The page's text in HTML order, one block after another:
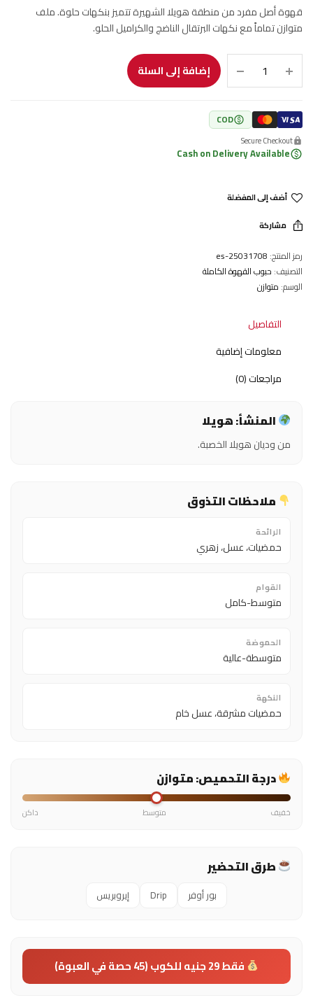
قهوة أصل مفرد من منطقة هويلا الشهيرة تتميز بنكهات حلوة. ملف
متوازن تماماً مع نكهات البرتقال الناضج والكراميل الحلو.
إضافة إلى السلة
COD
Secure Checkout
Cash on Delivery Available
أضف إلى المفضلة
مشاركة
رمز المنتج: 25031708-es
التصنيف: حبوب القهوة الكاملة
الوسم: متوازن
التفاصيل
معلومات إضافية
مراجعات (0)
المنشأ: هويلا
من وديان هويلا الخصبة.
ملاحظات التذوق
الرائحة
حمضيات، عسل، زهري
القوام
متوسط-كامل
الحموضة
متوسطة-عالية
النكهة
حمضيات مشرقة، عسل خام
درجة التحميص: متوازن
خفيف متوسط داكن
طرق التحضير
بور أوفر Drip إيروبريس
فقط 29 جنيه للكوب (45 حصة في العبوة)